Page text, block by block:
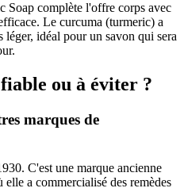
Soap complète l'offre corps avec
Le curcuma (turmeric) a
idéal pour un savon qui sera
ou à éviter ?
marques de
C'est une marque ancienne
a commercialisé des remèdes